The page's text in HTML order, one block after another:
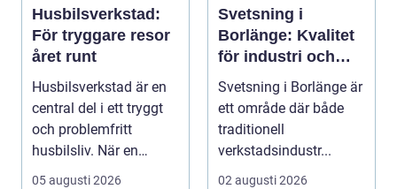
Husbilsverkstad:
För tryggare resor
året runt
Husbilsverkstad är en
central del i ett tryggt
och problemfritt
husbilsliv. När en
husbil ...
05 augusti 2026
Svetsning i
Borlänge: Kvalitet
för industri och
konstruktion
Svetsning i Borlänge är
ett område där både
traditionell
verkstadsindustr...
02 augusti 2026